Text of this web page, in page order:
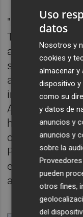
"La
Tremolar
a las
servicios
así como para
inmuebles que
Arquitectónico
histórico y
ciudadanía",
Patrimonio,Isa
en paralelo se
arqueológicos
Uso
datos
Nosotros y
cookies y
almacenar
dispositivo
como su
y datos de
anuncios y
anuncios y
sobre la
pueden
otros fines,
del